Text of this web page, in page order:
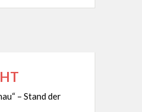
– Stand der